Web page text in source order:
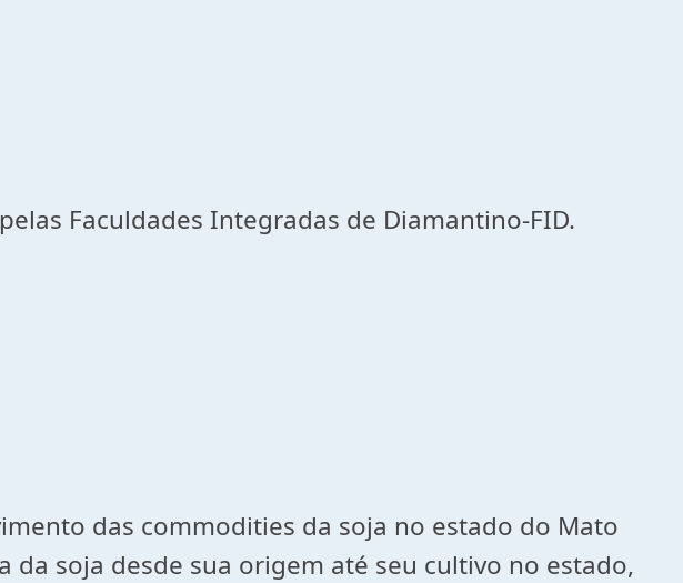
Faculdades Integradas de Diamantino-FID.
das commodities da soja no estado do Mato
soja desde sua origem até seu cultivo no estado,